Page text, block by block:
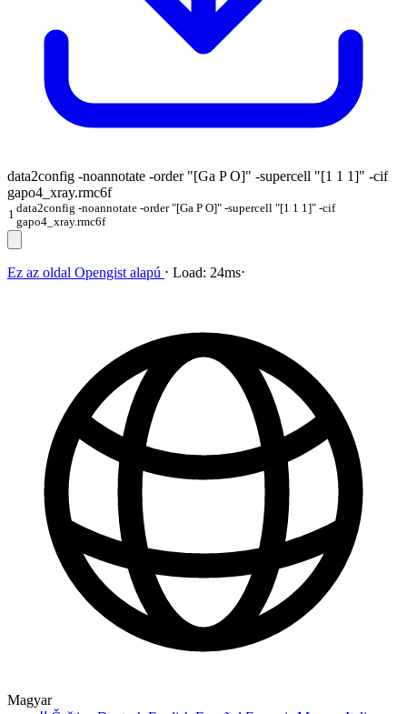
data2config -noannotate -order "[Ga P O]" -supercell "[1 1 1]" -cif
gapo4_xray.rmc6f
1 data2config -noannotate -order "[Ga P O]" -supercell "[1 1 1]" -cif
gapo4_xray.rmc6f
Ez az oldal Opengist alapú ⋅ Load: 24ms⋅
Magyar